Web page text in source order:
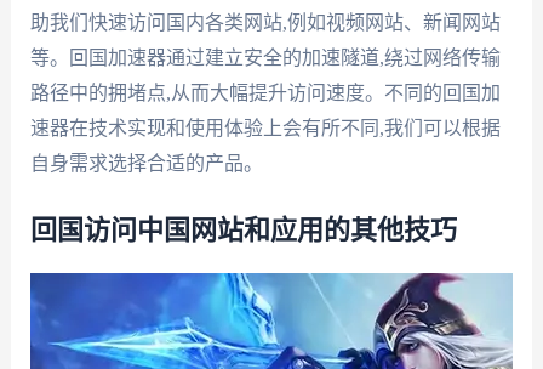
助我们快速访问国内各类网站,例如视频网站、新闻网站
等。回国加速器通过建立安全的加速隧道,绕过网络传输
路径中的拥堵点,从而大幅提升访问速度。不同的回国加
速器在技术实现和使用体验上会有所不同,我们可以根据
自身需求选择合适的产品。
回国访问中国网站和应用的其他技巧